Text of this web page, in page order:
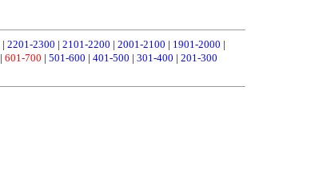
| 2201-2300 | 2101-2200 | 2001-2100 | 1901-2000 |
| 601-700 | 501-600 | 401-500 | 301-400 | 201-300